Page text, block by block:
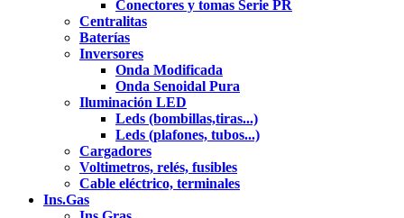
Conectores y tomas Serie PR
Centralitas
Baterías
Inversores
Onda Modificada
Onda Senoidal Pura
Iluminación LED
Leds (bombillas,tiras...)
Leds (plafones, tubos...)
Cargadores
Voltimetros, relés, fusibles
Cable eléctrico, terminales
Ins.Gas